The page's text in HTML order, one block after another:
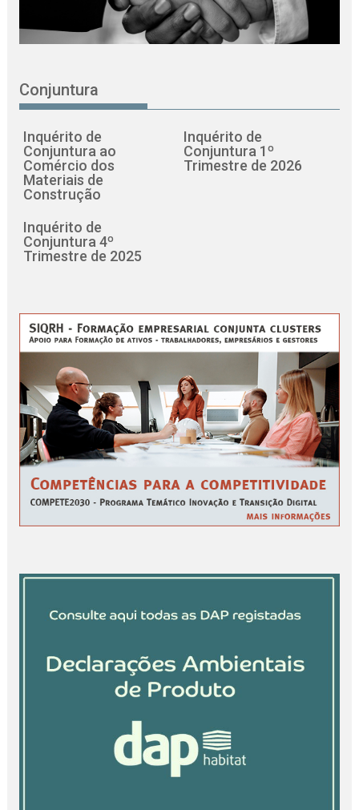
Conjuntura
Inquérito de
Conjuntura ao
Comércio dos
Materiais de
Construção
Inquérito de
Conjuntura 1º
Trimestre de 2026
Inquérito de
Conjuntura 4º
Trimestre de 2025